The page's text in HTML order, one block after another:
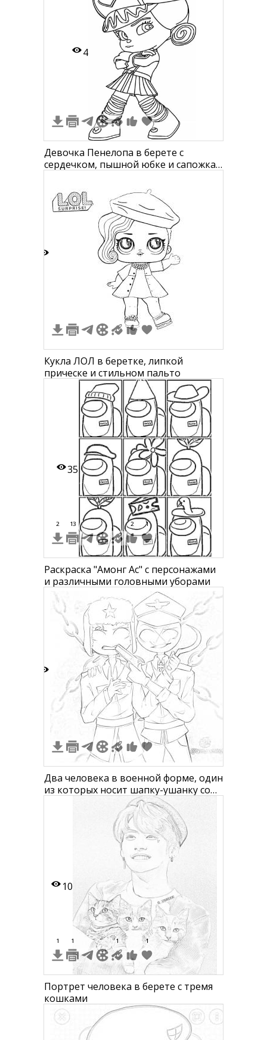
шаровары, пояс и шапку, которую
держит в руке.
4
Девочка Пенелопа в берете с
сердечком, пышной юбке и сапожках
Кукла ЛОЛ в беретке, липкой
прическе и стильном пальто
35
2 13 2 1
Раскраска "Амонг Ас" с персонажами
и различными головными уборами
Два человека в военной форме, один
из которых носит шапку-ушанку со
звездой, а другой - берет с эмблемой.
Они держат лист бумаги и стоят на
фоне затемненных цепей.
10
1 1 1 1
Портрет человека в берете с тремя
кошками